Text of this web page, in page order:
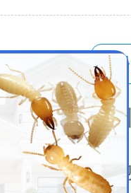
务内容：
区域： 泸州
：
本